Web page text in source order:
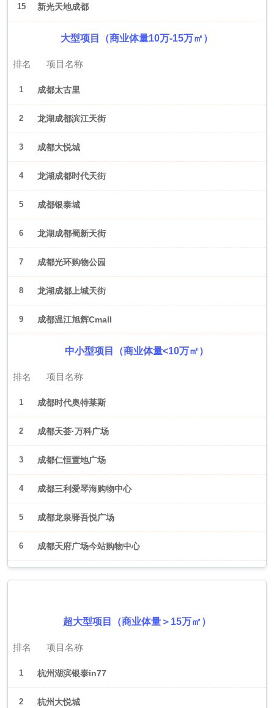
15 新光天地成都
大型项目（商业体量10万-15万㎡）
排名 项目名称
1 成都太古里
2 龙湖成都滨江天街
3 成都大悦城
4 龙湖成都时代天街
5 成都银泰城
6 龙湖成都蜀新天街
7 成都光环购物公园
8 龙湖成都上城天街
9 成都温江旭辉Cmall
中小型项目（商业体量<10万㎡）
排名 项目名称
1 成都时代奥特莱斯
2 成都天荟·万科广场
3 成都仁恒置地广场
4 成都三利爱琴海购物中心
5 成都龙泉驿吾悦广场
6 成都天府广场今站购物中心
超大型项目（商业体量＞15万㎡）
排名 项目名称
1 杭州湖滨银泰in77
2 杭州大悦城